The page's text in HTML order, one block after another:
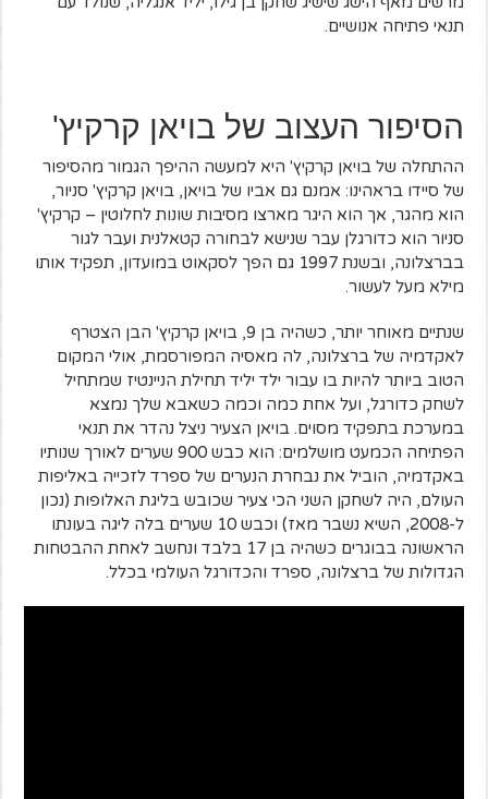
תנאי פתיחה אנושיים.
הסיפור העצוב של בויאן קרקיץ'
ההתחלה של בויאן קרקיץ' היא למעשה ההיפך הגמור מהסיפור
של סיידו בראהינו: אמנם גם אביו של בויאן, בויאן קרקיץ' סניור,
הוא מהגר, אך הוא היגר מארצו מסיבות שונות לחלוטין – קרקיץ'
סניור הוא כדורגלן עבר שנישא לבחורה קטאלנית ועבר לגור
בברצלונה, ובשנת 1997 גם הפך לסקאוט במועדון, תפקיד אותו
מילא מעל לעשור.
שנתיים מאוחר יותר, כשהיה בן 9, בויאן קרקיץ' הבן הצטרף
לאקדמיה של ברצלונה, לה מאסיה המפורסמת, אולי המקום
הטוב ביותר להיות בו עבור ילד יליד תחילת הניינטיז שמתחיל
לשחק כדורגל, ועל אחת כמה וכמה כשאבא שלך נמצא
במערכת בתפקיד מסוים. בויאן הצעיר ניצל נהדר את תנאי
הפתיחה הכמעט מושלמים: הוא כבש 900 שערים לאורך שנותיו
באקדמיה, הוביל את נבחרת הנערים של ספרד לזכייה באליפות
העולם, היה לשחקן השני הכי צעיר שכובש בליגת האלופות (נכון
ל-2008, השיא נשבר מאז) וכבש 10 שערים בלה ליגה בעונתו
הראשונה בבוגרים כשהיה בן 17 בלבד ונחשב לאחת ההבטחות
הגדולות של ברצלונה, ספרד והכדורגל העולמי בכלל.